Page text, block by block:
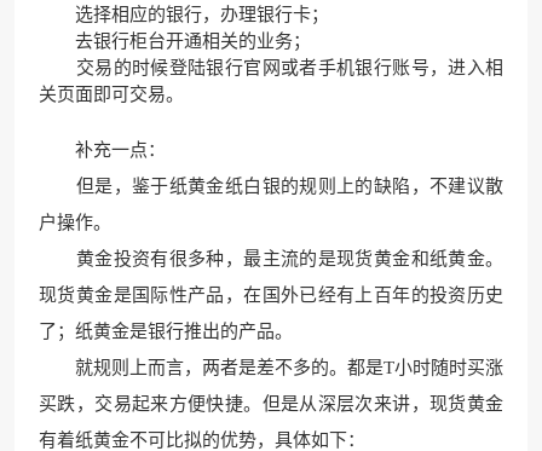
选择相应的银行，办理银行卡；
去银行柜台开通相关的业务；
交易的时候登陆银行官网或者手机银行账号，进入相
关页面即可交易。
补充一点：
但是，鉴于纸黄金纸白银的规则上的缺陷，不建议散
户操作。
黄金投资有很多种，最主流的是现货黄金和纸黄金。
现货黄金是国际性产品，在国外已经有上百年的投资历史
了；纸黄金是银行推出的产品。
就规则上而言，两者是差不多的。都是T小时随时买涨
买跌，交易起来方便快捷。但是从深层次来讲，现货黄金
有着纸黄金不可比拟的优势，具体如下：